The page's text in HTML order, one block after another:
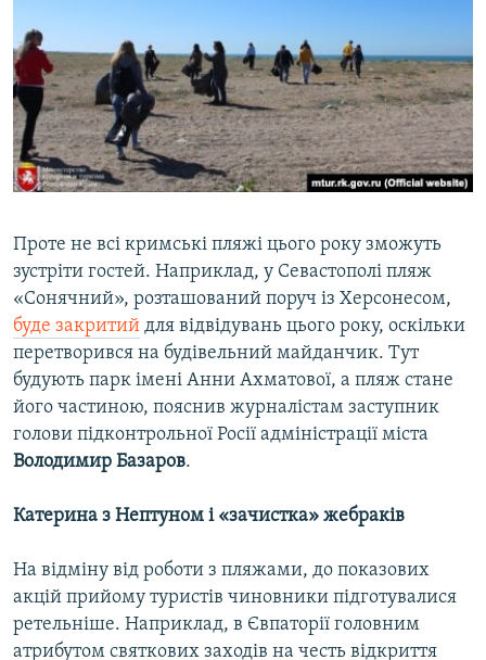
Проте не всі кримські пляжі цього року зможуть
зустріти гостей. Наприклад, у Севастополі пляж
«Сонячний», розташований поруч із Херсонесом,
буде закритий для відвідувань цього року, оскільки
перетворився на будівельний майданчик. Тут
будують парк імені Анни Ахматової, а пляж стане
його частиною, пояснив журналістам заступник
голови підконтрольної Росії адміністрації міста
Володимир Базаров.
Катерина з Нептуном і «зачистка» жебраків
На відміну від роботи з пляжами, до показових
акцій прийому туристів чиновники підготувалися
ретельніше. Наприклад, в Євпаторії головним
атрибутом святкових заходів на честь відкриття